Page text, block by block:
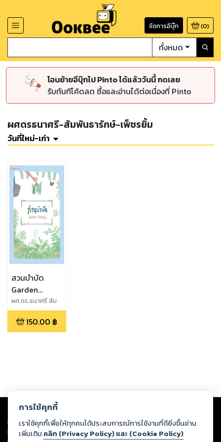
จัดการอีบุ๊ก (0)
ทั้งหมด
โอนย้ายอีบุ๊กไป Pinto ได้แล้ววันนี้ กดเลย
รับทันทีโค้ดลด ซื้อและอ่านได้ต่อเนื่องที่ Pinto
ผศดรธนาศรี-สัมพันธารักษ์-เพ็ชรยิ้ม
วันที่ใหม่-เก่า
สวนบำบัด
Garden
Therapy
ผศ.ดร.ธนาศรี สัม
พันธารักษ์ เพ็ชรยิ้ม
150.00 ฿
Copyright © 2026
ต่อผลงานหรือเนื้อหาใดที่อัปโหลดผ่านเว็บไซต์และปรากฏว่าละเมิดสิทธิใน
ทรัพย์สินทางปัญญาของบุคคลอื่นหรือขัดต่อกฎหมายและศีลธรรม ดังนั้น ผู้อ่าน
ทุกท่านโปรดใช้วิจารณญาณในการกลั่นกรองด้วยตนเอง และหากท่านพบว่าส่วน
การใช้คุกกี้
เราใช้คุกกี้เพื่อให้ทุกคนได้ประสบการณ์การใช้งานที่ดียิ่งขึ้นอ่าน
เพิ่มเติม คลิก (Privacy Policy) และ (Cookie Policy)